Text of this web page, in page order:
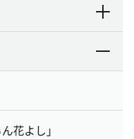
花よし」